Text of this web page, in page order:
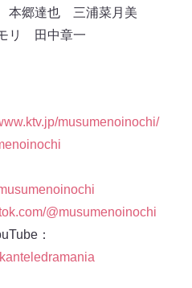
本郷達也 三浦菜月美
リ 田中章一
musumenoinochi/
@musumenoinochi
：